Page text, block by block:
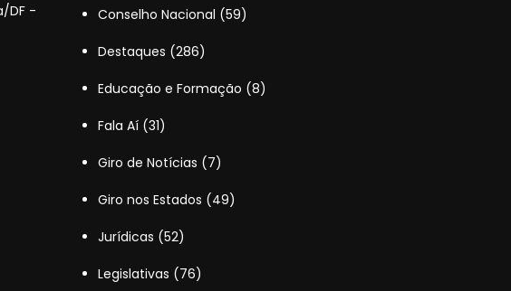
DF -
Conselho Nacional (59)
Destaques (286)
Educação e Formação (8)
Fala Aí(31)
Giro de Notícias (7)
Giro nos Estados (49)
Jurídicas (52)
Legislativas (76)